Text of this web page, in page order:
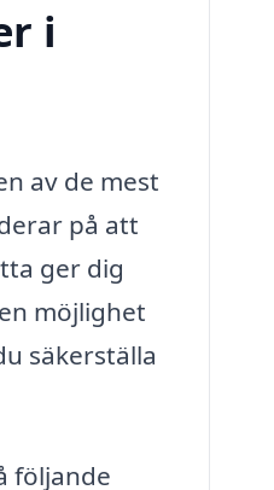
i
av de mest
på att
ger dig
möjlighet
säkerställa
följande